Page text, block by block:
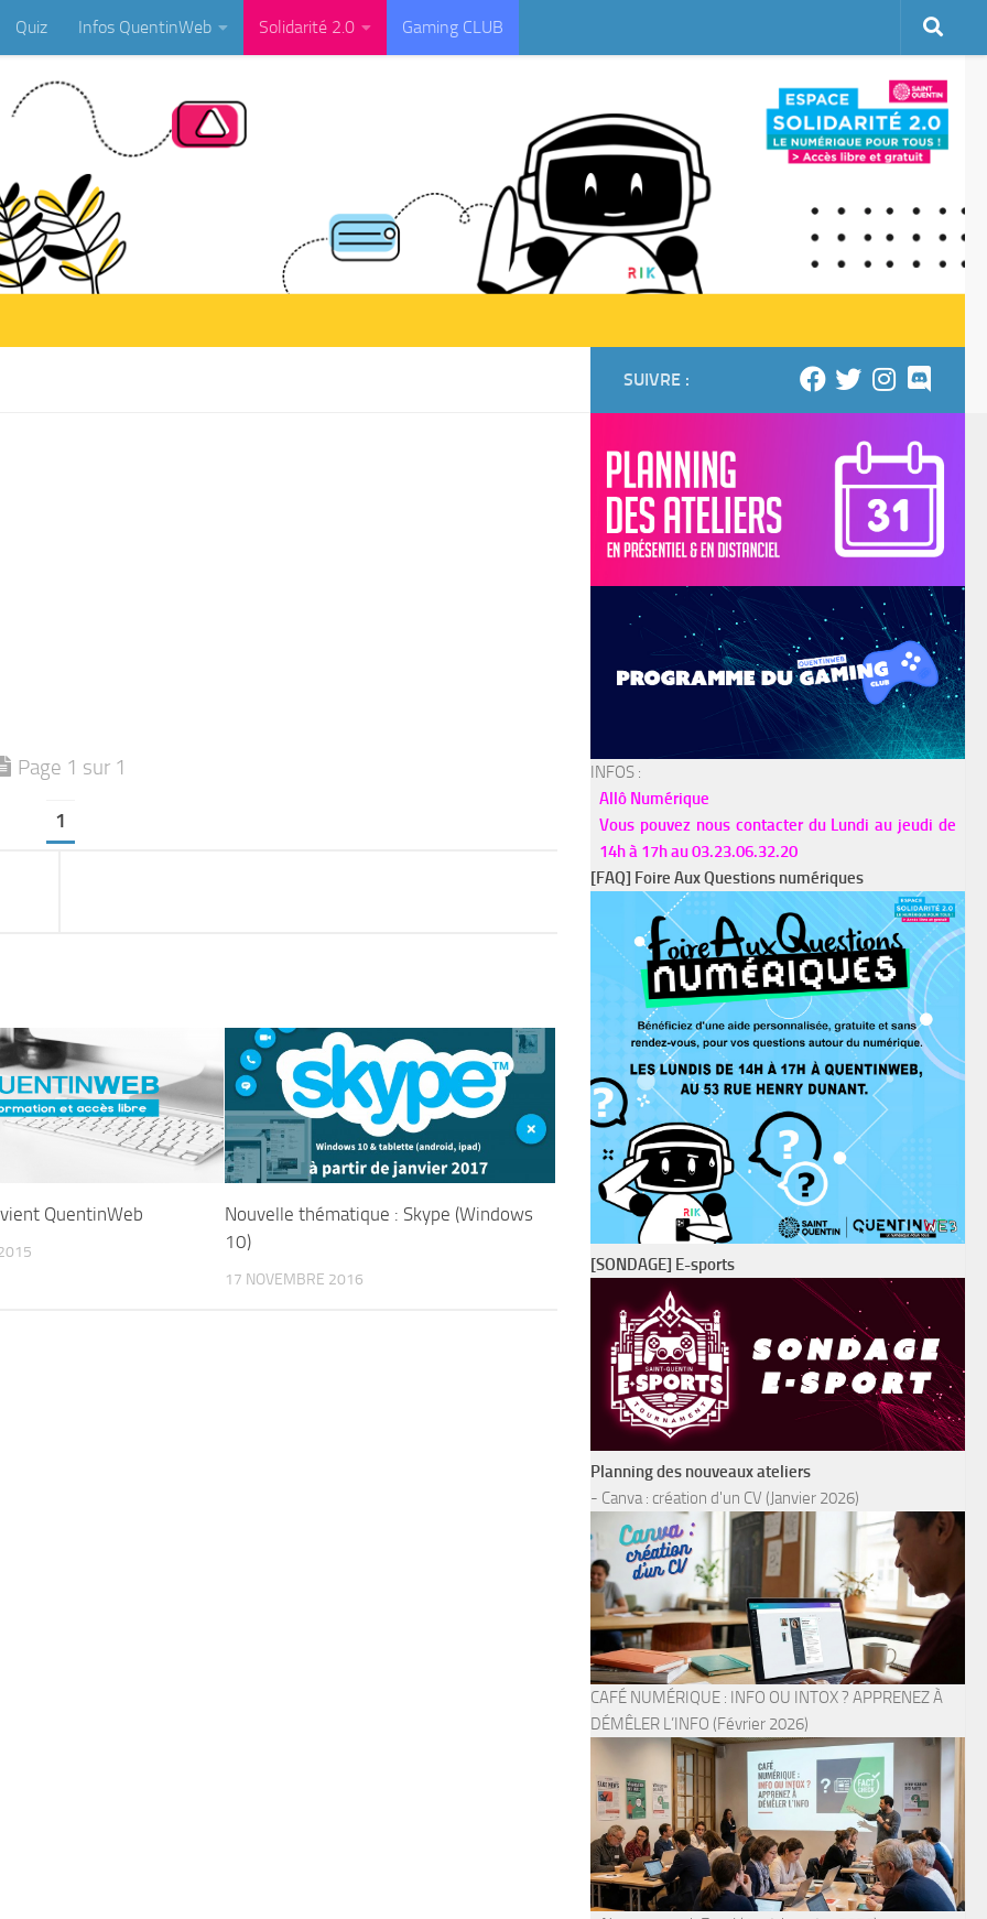
Quiz Infos QuentinWeb Solidarité 2.0 Gaming CLUB
Page 1 sur 1
1
QuentinWeb
Nouvelle thématique : Skype (Windows
10)
17 NOVEMBRE 2016
SUIVRE :
INFOS :
Allô Numérique
Vous pouvez nous contacter du Lundi au jeudi de
14h à 17h au 03.23.06.32.20
[FAQ] Foire Aux Questions numériques
[SONDAGE] E-sports
Planning des nouveaux ateliers
- Canva : création d'un CV (Janvier 2026)
CAFÉ NUMÉRIQUE : INFO OU INTOX ? APPRENEZ À
DÉMÊLER L’INFO (Février 2026)